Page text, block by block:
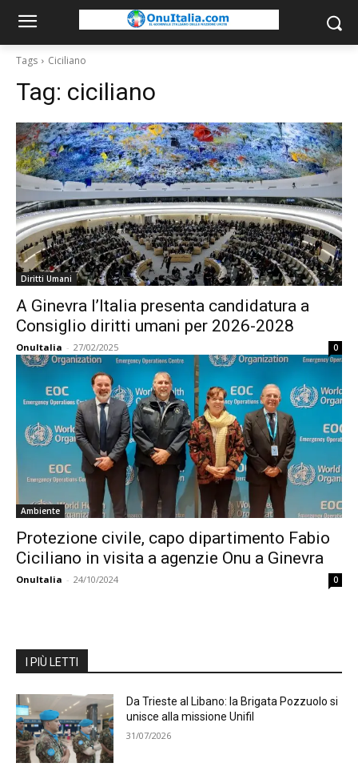
Tags Ciciliano
Tag: ciciliano
Diritti Umani
A Ginevra l’Italia presenta candidatura a
Consiglio diritti umani per 2026-2028
OnuItalia - 27/02/2025 0
Ambiente
Protezione civile, capo dipartimento Fabio
Ciciliano in visita a agenzie Onu a Ginevra
OnuItalia - 24/10/2024 0
I PIÙ LETTI
Da Trieste al Libano: la Brigata Pozzuolo si
unisce alla missione Unifil
31/07/2026